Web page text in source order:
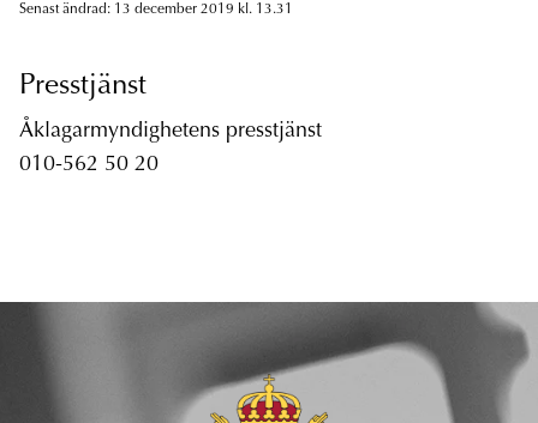
Senast ändrad: 13 december 2019 kl. 13.31
Presstjänst
Åklagarmyndighetens presstjänst
010-562 50 20